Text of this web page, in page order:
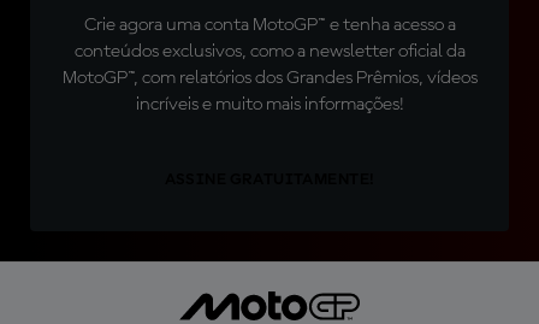
Crie agora uma conta MotoGP™ e tenha acesso a
conteúdos exclusivos, como a newsletter oficial da
MotoGP™, com relatórios dos Grandes Prêmios, vídeos
incríveis e muito mais informações!